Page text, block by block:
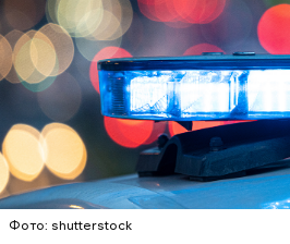
Фото: shutterstock
Лишний повод